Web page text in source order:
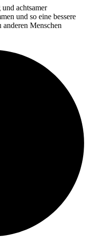
achtsamer
und so eine bessere
Menschen